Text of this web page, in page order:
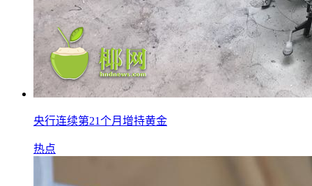
央行连续第21个月增持黄金
热点